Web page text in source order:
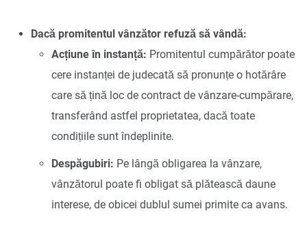
Dacă promitentul vânzător refuză să vândă:
Acțiune în instanță: Promitentul cumpărător poate
cere instanței de judecată să pronunțe o hotărâre
care să țină loc de contract de vânzare-cumpărare,
transferând astfel proprietatea, dacă toate
condițiile sunt îndeplinite.
Despăgubiri: Pe lângă obligarea la vânzare,
vânzătorul poate fi obligat să plătească daune
interese, de obicei dublul sumei primite ca avans.